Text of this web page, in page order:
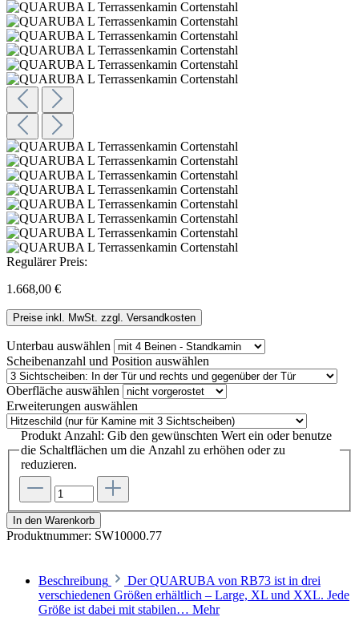
Regulärer Preis:
1.668,00 €
Preise inkl. MwSt. zzgl. Versandkosten
Unterbau auswählen
Scheibenanzahl und Position auswählen
Oberfläche auswählen
Erweiterungen auswählen
Produkt Anzahl: Gib den gewünschten Wert ein oder benutze
die Schaltflächen um die Anzahl zu erhöhen oder zu
reduzieren.
In den Warenkorb
Produktnummer: SW10000.77
Beschreibung
Der QUARUBA von RB73 ist in drei
verschiedenen Größen erhältlich – Large, XL und XXL. Jede
Größe ist dabei mit stabilen… Mehr